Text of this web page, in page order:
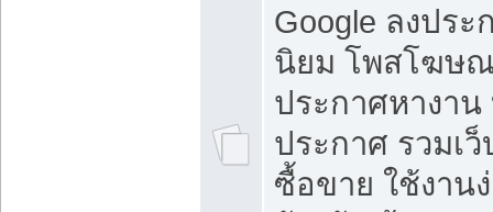
Google ลงปร
นิยม โพสโฆษ
ประกาศหางาน
ประกาศ รวมเ
ซื้อขาย ใช้งาน